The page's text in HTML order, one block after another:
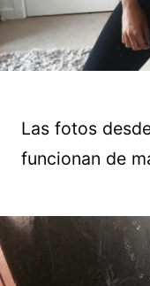
Las fotos
funcionan de